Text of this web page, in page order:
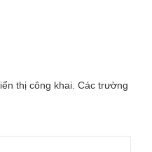
thị công khai. Các trường